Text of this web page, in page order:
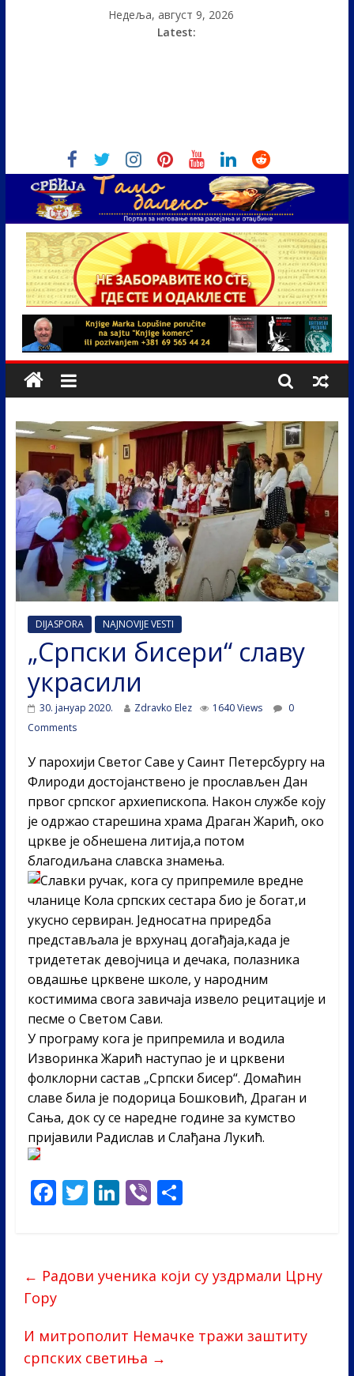
Недеља, август 9, 2026
Latest:
DIJASPORA NAJNOVIJE VESTI
„Српски бисери“ славу
украсили
30. јануар 2020. Zdravko Elez 1640 Views
0
Comments
У парохији Светог Саве у Саинт Петерсбургу на
Флироди достојанствено је прослављен Дан
првог српског архиепископа. Након службе коју
је одржао старешина храма Драган Жарић, око
цркве је обнешена литија,а потом
благодиљана славска знамења.
Славки ручак, кога су припремиле вредне
чланице Кола српских сестара био је богат,и
укусно сервиран. Једносатна приредба
представљала је врхунац догађаја,када је
тридететак девојчица и дечака, полазника
овдашње црквене школе, у народним
костимима свога завичаја извело рецитације и
песме о Светом Сави.
У програму кога је припремила и водила
Изворинка Жарић наступао је и црквени
фолклорни састав „Српски бисер“. Домаћин
славе била је подорица Бошковић, Драган и
Сања, док су се наредне године за кумство
пријавили Радислав и Слађана Лукић.
F
ac
b
o
k
T
w
er
Li
n
e
dI
Vi
b
S
e
← Радови ученика који су уздрмали Црну
Гору
И митрополит Немачке тражи заштиту
српских светиња →